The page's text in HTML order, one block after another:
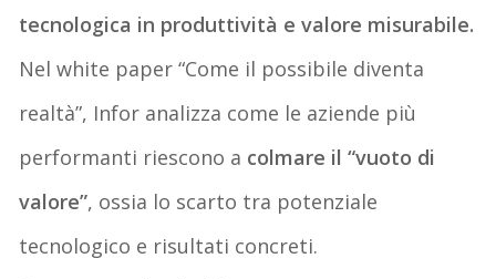
tecnologica in produttività e valore misurabile.
Nel white paper“Come il possibile diventa
realtà”, Infor analizza come le aziende più
performanti riescono a colmare il “vuoto di
valore”, ossia lo scarto tra potenziale
tecnologico e risultati concreti.